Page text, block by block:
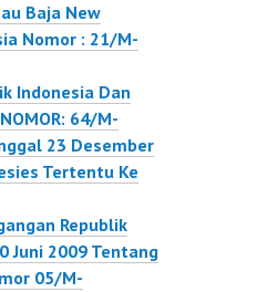
Baja New
Nomor : 21/M-
Indonesia Dan
64/M-
23 Desember
Tertentu Ke
Republik
Juni 2009 Tentang
05/M-